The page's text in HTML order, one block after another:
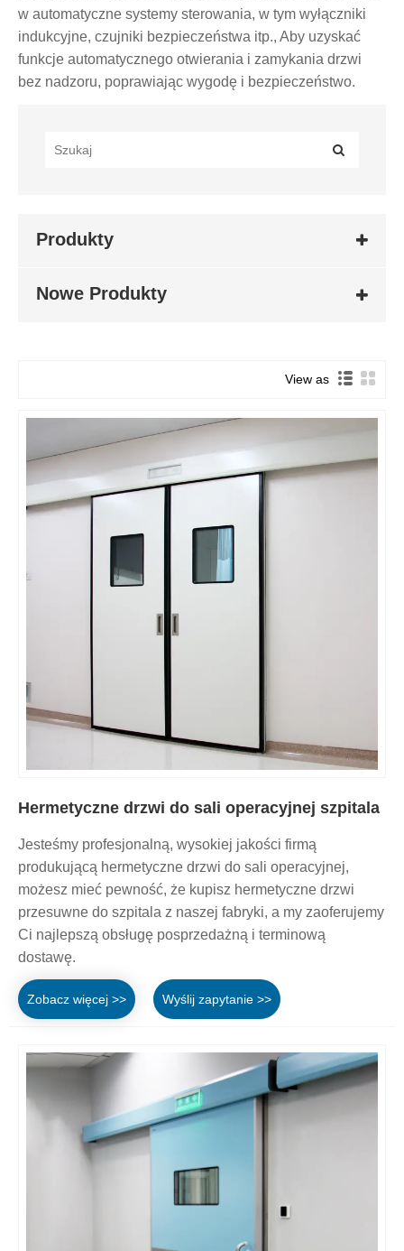
w automatyczne systemy sterowania, w tym wyłączniki
indukcyjne, czujniki bezpieczeństwa itp., Aby uzyskać
funkcje automatycznego otwierania i zamykania drzwi
bez nadzoru, poprawiając wygodę i bezpieczeństwo.
Produkty
Nowe Produkty
View as
Hermetyczne drzwi do sali operacyjnej szpitala
Jesteśmy profesjonalną, wysokiej jakości firmą
produkującą hermetyczne drzwi do sali operacyjnej,
możesz mieć pewność, że kupisz hermetyczne drzwi
przesuwne do szpitala z naszej fabryki, a my zaoferujemy
Ci najlepszą obsługę posprzedażną i terminową
dostawę.
Zobacz więcej >> Wyślij zapytanie >>